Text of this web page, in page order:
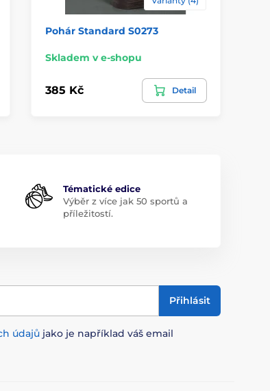
Pohár Standard S0273
Skladem v e-shopu
385 Kč Detail
Tématické edice
Výběr z více jak 50 sportů a
příležitostí.
Přihlásit
údajů jako je například váš email